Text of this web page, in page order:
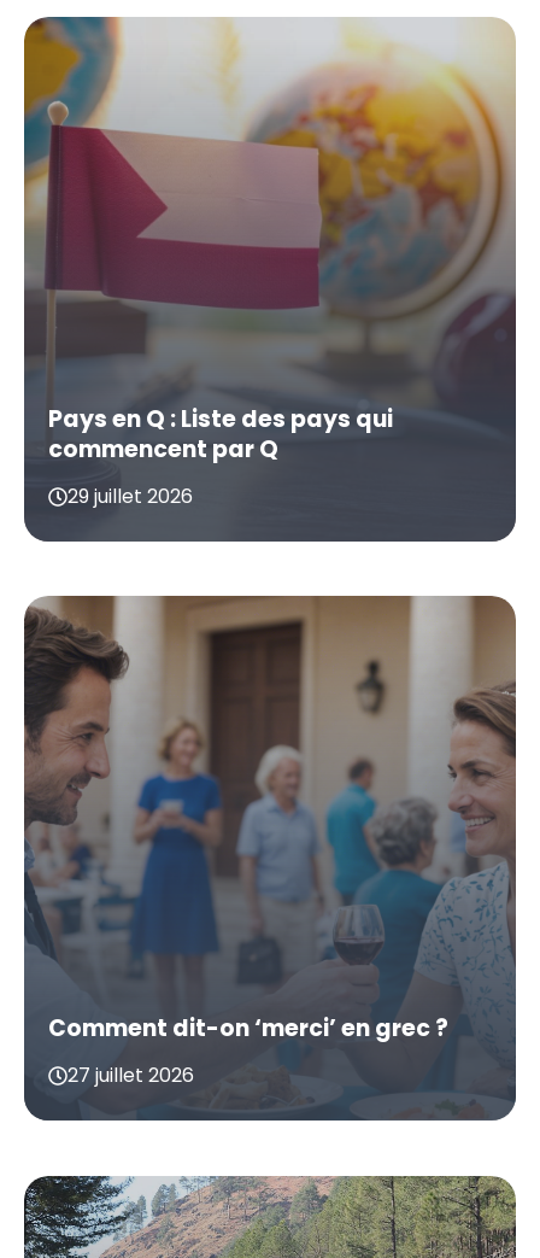
Pays en Q : Liste des pays qui
commencent par Q
29 juillet 2026
Comment dit-on ‘merci’ en grec ?
27 juillet 2026